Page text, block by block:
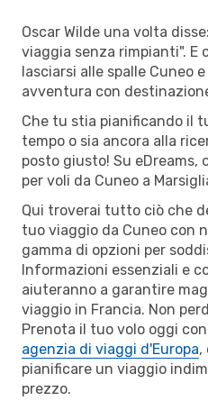
Oscar Wilde una volta
viaggia senza rimpianti". E
lasciarsi alle spalle Cuneo
avventura con
Che tu stia pianificando il
tempo o sia ancora alla
posto giusto! Su
per voli da Cuneo a
Qui troverai tutto ciò che
tuo viaggio da Cuneo con
gamma di opzioni per
Informazioni essenziali e
aiuteranno a garantire
viaggio in Francia. Non
Prenota il tuo volo oggi con
agenzia di viaggi d'Europa,
pianificare un viaggio
prezzo.